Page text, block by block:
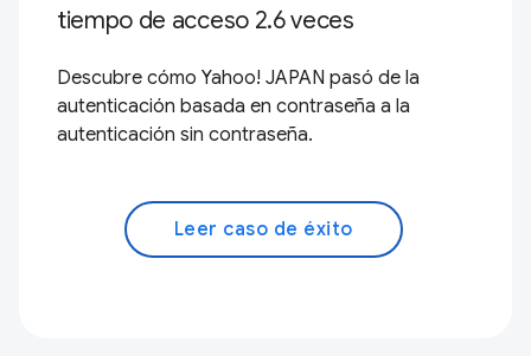
tiempo de acceso 2.6 veces
Descubre cómo Yahoo! JAPAN pasó de la
autenticación basada en contraseña a la
autenticación sin contraseña.
Leer caso de éxito